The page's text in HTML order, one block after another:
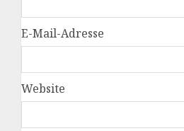
E-Mail-Adresse
Website